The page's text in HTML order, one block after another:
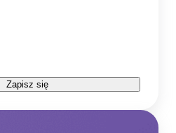
Zapisz się